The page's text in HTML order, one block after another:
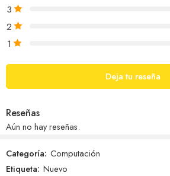
3
2
1
Deja tu reseña
Reseñas
Aún no hay reseñas.
Categoría: Computación
Etiqueta: Nuevo